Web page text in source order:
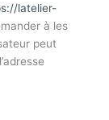
latelier-
à les
peut